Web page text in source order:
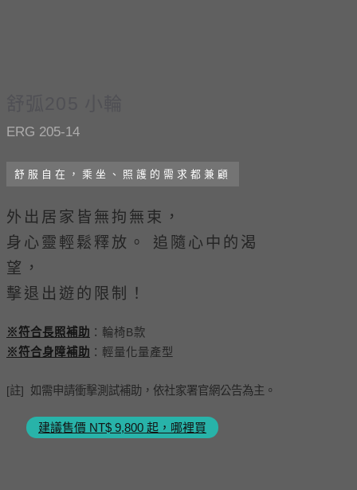
ERG 205-14
舒服自在，乘坐、照護的需求都兼顧
外出居家皆無拘無束​，
身心靈輕鬆釋放。 追隨心中的渴
望，
擊退出遊的限制！
※符合長照補助 ：輪椅B款
※符合身障補助 ：輕量化量產型
[註] 如需申請衝擊測試補助，依社家署官網公告為主。
建議售價 NT$ 9,800 起，哪裡買